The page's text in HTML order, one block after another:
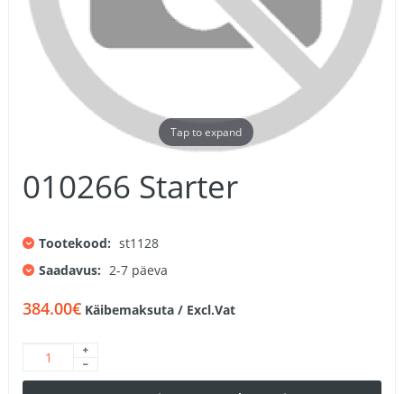
Tap to expand
010266 Starter
Tootekood: st1128
Saadavus: 2-7 päeva
384.00€ Käibemaksuta / Excl.Vat